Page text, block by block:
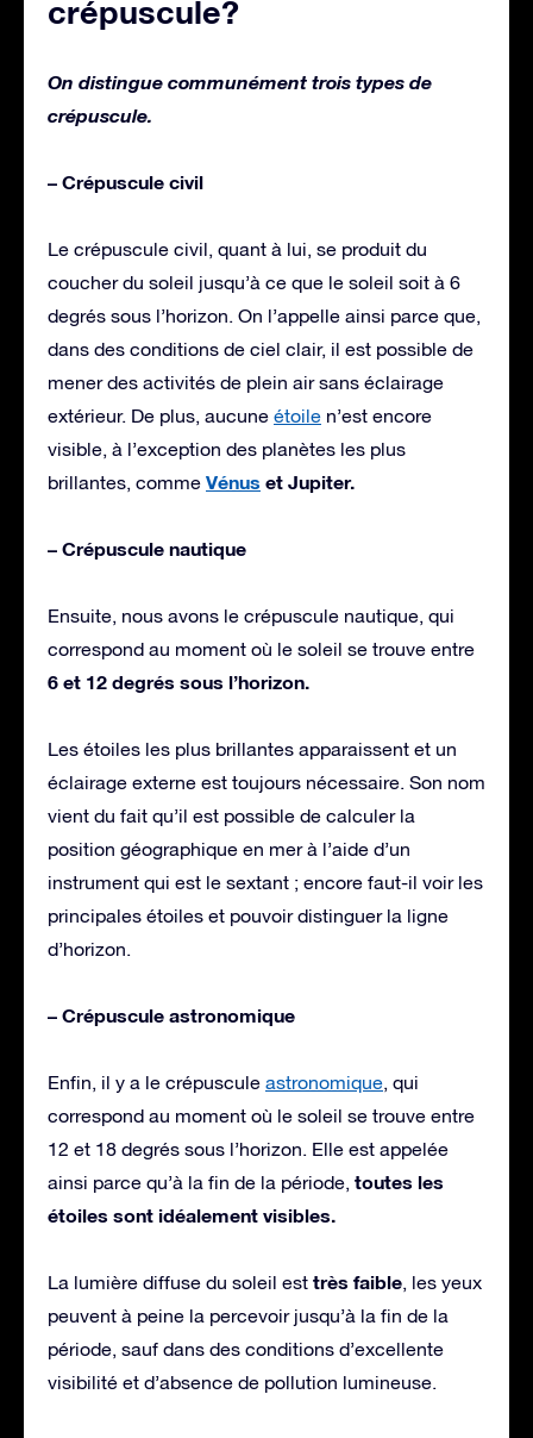
crépuscule?
On distingue communément trois types de
crépuscule.
– Crépuscule civil
Le crépuscule civil, quant à lui, se produit du
coucher du soleil jusqu’à ce que le soleil soit à 6
degrés sous l’horizon. On l’appelle ainsi parce que,
dans des conditions de ciel clair, il est possible de
mener des activités de plein air sans éclairage
extérieur. De plus, aucune étoile n’est encore
visible, à l’exception des planètes les plus
brillantes, comme Vénus et Jupiter.
– Crépuscule nautique
Ensuite, nous avons le crépuscule nautique, qui
correspond au moment où le soleil se trouve entre
6 et 12 degrés sous l’horizon.
Les étoiles les plus brillantes apparaissent et un
éclairage externe est toujours nécessaire. Son nom
vient du fait qu’il est possible de calculer la
position géographique en mer à l’aide d’un
instrument qui est le sextant ; encore faut-il voir les
principales étoiles et pouvoir distinguer la ligne
d’horizon.
– Crépuscule astronomique
Enfin, il y a le crépuscule astronomique, qui
correspond au moment où le soleil se trouve entre
12 et 18 degrés sous l’horizon. Elle est appelée
ainsi parce qu’à la fin de la période, toutes les
étoiles sont idéalement visibles.
La lumière diffuse du soleil est très faible, les yeux
peuvent à peine la percevoir jusqu’à la fin de la
période, sauf dans des conditions d’excellente
visibilité et d’absence de pollution lumineuse.